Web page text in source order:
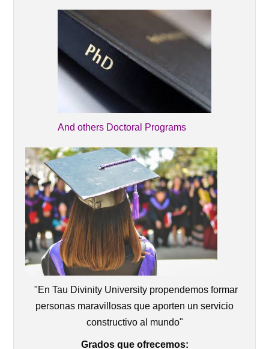
And others Doctoral Programs
"En Tau Divinity University propendemos formar
personas maravillosas que aporten un servicio
constructivo al mundo"
Grados que ofrecemos: